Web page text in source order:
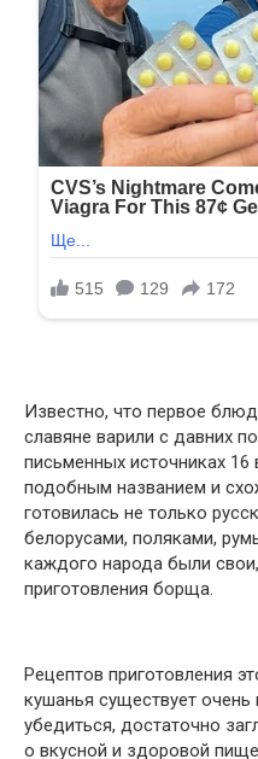
Известно, что первое
славяне варили с давних
письменных источниках 16
подобным названием и
готовилась не только
белорусами, поляками,
каждого народа были
приготовления борща.
Рецептов приготовления
кушанья существует
убедиться, достаточно
о вкусной и здоровой